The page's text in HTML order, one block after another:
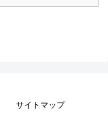
サイトマップ